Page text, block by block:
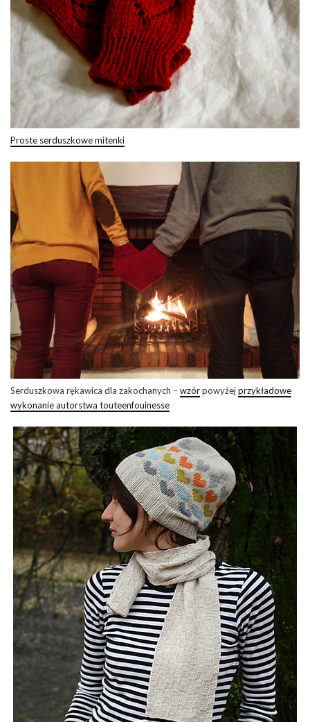
Proste serduszkowe mitenki
Serduszkowa rękawica dla zakochanych –wzórpowyżejprzykładowe
wykonanie autorstwa touteenfouinesse